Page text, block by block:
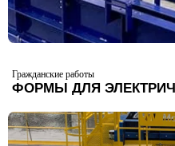
Гражданские работы
ФОРМЫ ДЛЯ